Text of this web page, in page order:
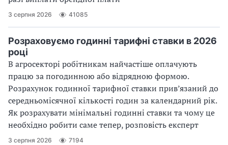
3 серпня 2026 41085
Розраховуємо годинні тарифні ставки в 2026
році
В агросекторі робітникам найчастіше оплачують
працю за погодинною або відрядною формою.
Розрахунок годинної тарифної ставки прив’язаний до
середньомісячної кількості годин за календарний рік.
Як розрахувати мінімальні годинні ставки та чому це
необхідно робити саме тепер, розповість експерт
3 серпня 2026 7194